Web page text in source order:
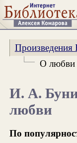
Произведения
О любви
И. А.
любви
По